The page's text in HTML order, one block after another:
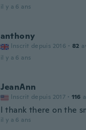
il y a 6 ans
anthony
Inscrit depuis 2016 · 82
il y a 6 ans
JeanAnn
Inscrit depuis 2017 · 116
I thank there on the
il y a 6 ans